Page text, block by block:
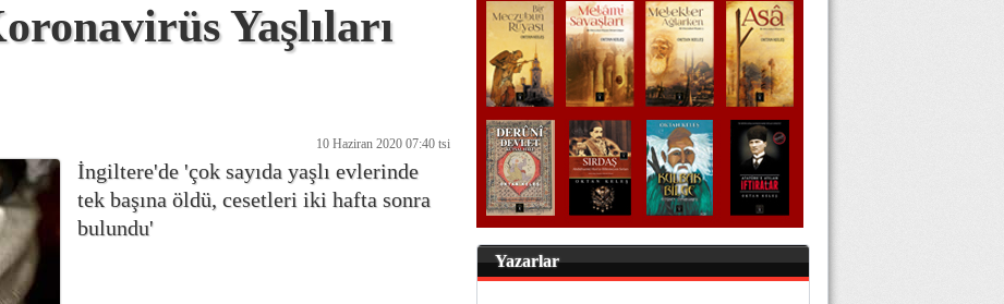
Yaşlıları
10 Haziran 2020 07:40 tsi
İngiltere'de 'çok sayıda yaşlı evlerinde
tek başına öldü, cesetleri iki hafta sonra
bulundu'
Yazarlar